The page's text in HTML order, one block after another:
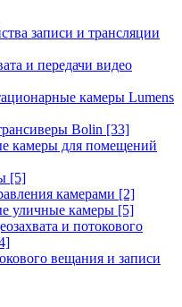
записи и трансляции
и передачи видео
камеры Lumens
Bolin [33]
камеры для помещений
[5]
камерами [2]
уличные камеры [5]
и потокового
вещания и записи